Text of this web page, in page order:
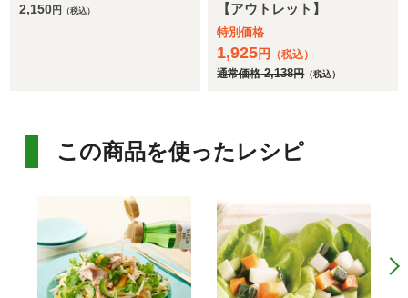
2,150円 （税込）
【アウトレット】
特別価格
1,925円 （税込）
通常価格2,138円（税込）
この商品を使ったレシピ